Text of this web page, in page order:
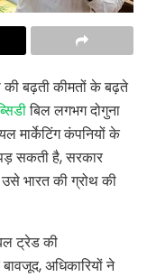
की बढ़ती कीमतों के बढ़ते
बिल लगभग दोगुना
मार्केटिंग कंपनियों के
सकती है, सरकार
भारत की ग्रोथ की
ट्रेड की
अधिकारियों ने